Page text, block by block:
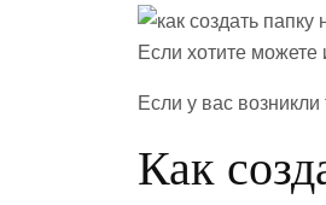
Если хотите можете
Если у вас
Как